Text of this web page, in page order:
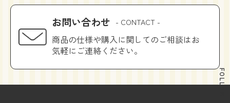
お問い合わせ - CONTACT -
商品の仕様や購入に関してのご相談はお
気軽にご連絡ください。
FOLLOW US